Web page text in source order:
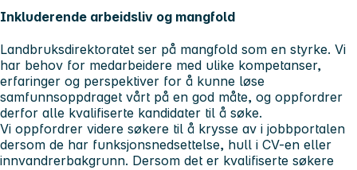
Inkluderende arbeidsliv og mangfold
Landbruksdirektoratet ser på mangfold som en styrke. Vi
har behov for medarbeidere med ulike kompetanser,
erfaringer og perspektiver for å kunne løse
samfunnsoppdraget vårt på en god måte, og oppfordrer
derfor alle kvalifiserte kandidater til å søke.
Vi oppfordrer videre søkere til å krysse av i jobbportalen
dersom de har funksjonsnedsettelse, hull i CV-en eller
innvandrerbakgrunn. Dersom det er kvalifiserte søkere